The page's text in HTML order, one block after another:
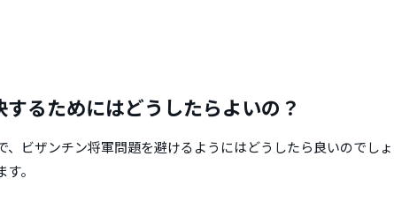
るためにはどうしたらよいの？
ビザンチン将軍問題を避けるようにはどうしたら良いのでし
。